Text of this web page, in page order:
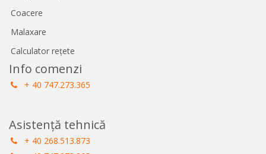
Coacere
Malaxare
Calculator rețete
Info comenzi
+ 40 747.273.365
Asistență tehnică
+ 40 268.513.873